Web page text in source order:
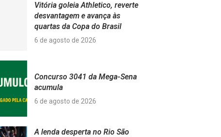
Vitória goleia Athletico, reverte
desvantagem e avança às
quartas da Copa do Brasil
6 de agosto de 2026
Concurso 3041 da Mega-Sena
acumula
6 de agosto de 2026
A lenda desperta no Rio São